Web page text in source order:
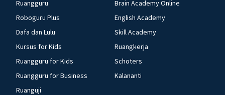
Ruangguru
Roboguru Plus
Dafa dan Lulu
Kursus for Kids
Ruangguru for Kids
Ruangguru for Business
Ruanguji
Brain Academy Online
English Academy
Skill Academy
Ruangkerja
Schoters
Kalananti